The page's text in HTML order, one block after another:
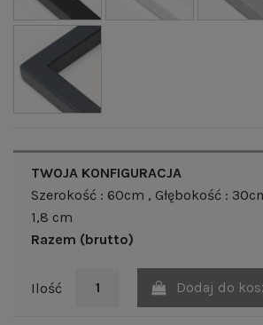
TWOJA KONFIGURACJA
Szerokość : 60cm , Głębokość :
1,8 cm
Razem (brutto)
Ilość Dodaj do